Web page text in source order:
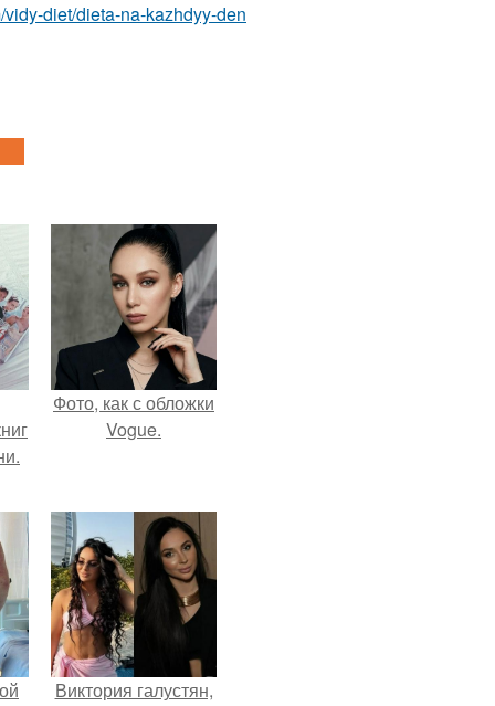
diet/dieta-na-kazhdyy-den
Фото, как с обложки
Vogue.
Виктория галустян,